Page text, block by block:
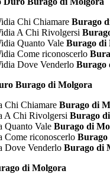
Chi Chiamare Burago
A Chi Rivolgersi
Quanto Vale Burago di
Come riconoscerlo
Dove Venderlo Burago
Burago di Molgora
Chi Chiamare Burago di
A Chi Rivolgersi Burago
Quanto Vale Burago di
Come riconoscerlo Burago
Dove Venderlo Burago di
di Molgora